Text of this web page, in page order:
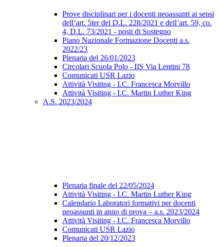
Prove disciplinari per i docenti neoassunti ai sensi
dell’art. 5ter del D.L. 228/2021 e dell’art. 59, co.
4, D.L. 73/2021 - posti di Sostegno
Piano Nazionale Formazione Docenti a.s.
2022/23
Plenaria del 26/01/2023
Circolari Scuola Polo - IIS Via Lentini 78
Comunicati USR Lazio
Attività Visiting - I.C. Francesca Morvillo
Attività Visiting - I.C. Martin Luther King
A.S. 2023/2024
Plenaria finale del 22/05/2024
Attività Visiting - I.C. Martin Luther King
Calendario Laboratori formativi per docenti
neoassunti in anno di prova – a.s. 2023/2024
Attività Visiting - I.C. Francesca Morvillo
Comunicati USR Lazio
Plenaria del 20/12/2023